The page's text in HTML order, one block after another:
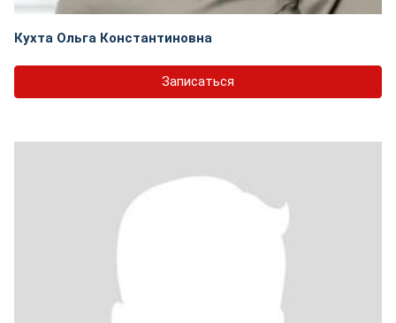
Кухта Ольга Константиновна
Записаться